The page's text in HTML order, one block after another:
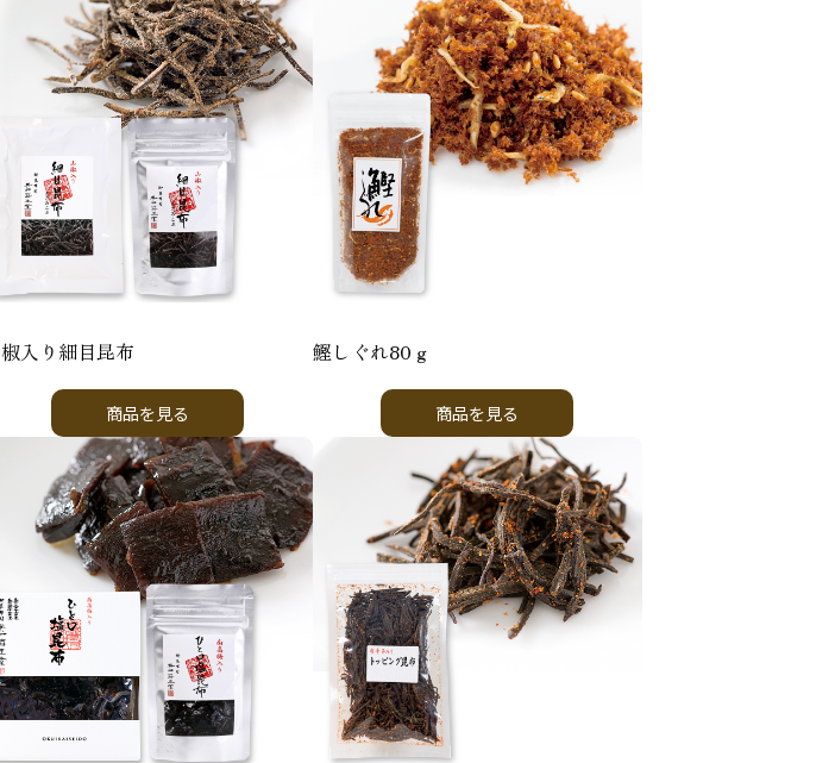
入り細目昆布
商品を見る
鰹しぐれ80ｇ
商品を見る